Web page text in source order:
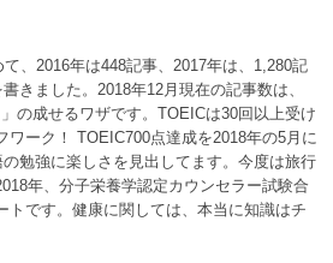
、2016年は448記事、2017年は、1,280記
きました。2018年12月現在の記事数は、
の成せるワザです。TOEICは30回以上受け
ワーク！ TOEIC700点達成を2018年の5月に
勉強に楽しさを見出してます。今度は旅行
年、分子栄養学認定カウンセラー試験合
トです。健康に関しては、本当に知識はチ